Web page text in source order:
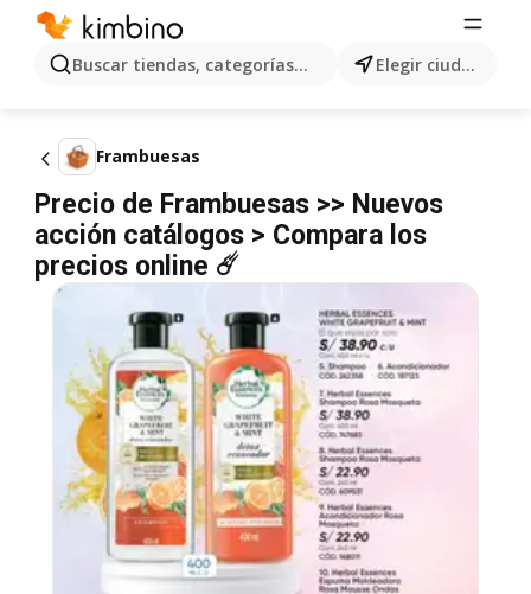
Buscar tiendas, categorías, productos... Elegir ciudad
Frambuesas
Precio de Frambuesas >> Nuevos
acción catálogos > Compara los
precios online ☄️